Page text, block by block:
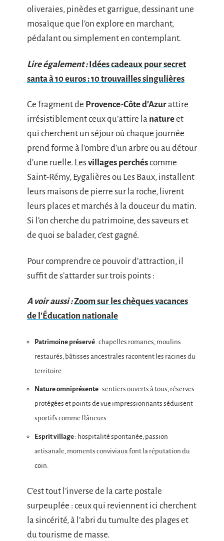
oliveraies, pinèdes et garrigue, dessinant une
mosaïque que l’on explore en marchant,
pédalant ou simplement en contemplant.
Lire également : Idées cadeaux pour secret
santa à 10 euros : 10 trouvailles singulières
Ce fragment de Provence-Côte d’Azurattire
irrésistiblement ceux qu’attire la natureet
qui cherchent un séjour où chaque journée
prend forme à l’ombre d’un arbre ou au détour
d’une ruelle. Lesvillages perchéscomme
Saint-Rémy, Eygalières ou Les Baux, installent
leurs maisons de pierre sur la roche, livrent
leurs places et marchés à la douceur du matin.
Si l’on cherche du patrimoine, des saveurs et
de quoi se balader, c’est gagné.
Pour comprendre ce pouvoir d’attraction, il
suffit de s’attarder sur trois points :
A voir aussi :Zoom sur les chèques vacances
de l'Éducation nationale
Patrimoine préservé : chapelles romanes, moulins
restaurés, bâtisses ancestrales racontent les racines du
territoire.
Nature omniprésente : sentiers ouverts à tous, réserves
protégées et points de vue impressionnants séduisent
sportifs comme flâneurs.
Esprit village : hospitalité spontanée, passion
artisanale, moments conviviaux font la réputation du
coin.
C’est tout l’inverse de la carte postale
surpeuplée : ceux qui reviennent ici cherchent
la sincérité, à l’abri du tumulte des plages et
du tourisme de masse.